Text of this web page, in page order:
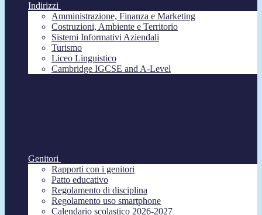
Indirizzi
Amministrazione, Finanza e Marketing
Costruzioni, Ambiente e Territorio
Sistemi Informativi Aziendali
Turismo
Liceo Linguistico
Cambridge IGCSE and A-Level
Genitori
Rapporti con i genitori
Patto educativo
Regolamento di disciplina
Regolamento uso smartphone
Calendario scolastico 2026-2027